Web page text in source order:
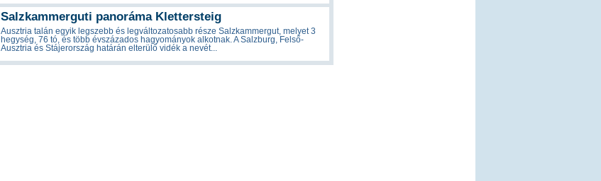
Salzkammerguti panoráma Klettersteig
Ausztria talán egyik legszebb és legváltozatosabb része Salzkammergut, melyet 3
hegység, 76 tó, és több évszázados hagyományok alkotnak. A Salzburg, Felső-
Ausztria és Stájerország határán elterülő vidék a nevét...